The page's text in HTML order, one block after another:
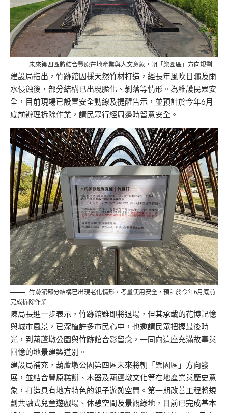
未來第四區將結合豐原在地產業與人文意象，朝「樂園區」方向規劃
建設局指出，竹跡館因採天然竹材打造，經長年風吹日曬及雨
水侵蝕後，部分結構已出現脆化、剝落等情形。為維護民眾安
全，目前現場已設置安全動線及提醒告示，並預計於今年6月
底前辦理拆除作業，請民眾行經周邊時留意安全。
竹跡館部分結構已出現老化情形，考量使用安全，預計於今年6月底前
完成拆除作業
陳局長進一步表示，竹跡館雖即將退場，但其承載的花博記憶
與城市風景，已深植許多市民心中，也邀請民眾把握最後時
光，到葫蘆墩公園與竹跡館合影留念，一同向這座充滿故事與
回憶的地景建築道別。
建設局補充，葫蘆墩公園第四區未來將朝「樂園區」方向發
展，並結合豐原糕餅、木器及葫蘆墩文化等在地產業與歷史意
象，打造具有地方特色的親子遊憩空間。第一期改善工程將規
劃共融式兒童遊戲場、休憩空間及景觀綠地，目前已完成基本